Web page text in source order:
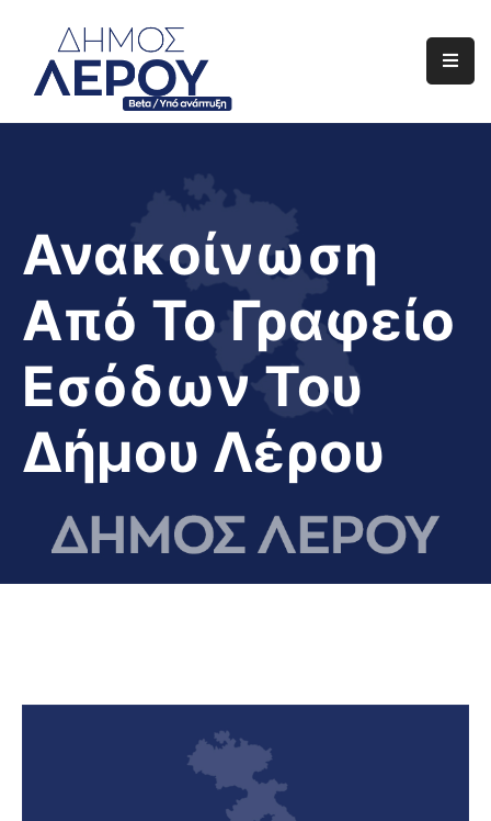
Αρχική
Διαφάνεια
Το
Νησί
Μας
Ανακοίνωση
Από Το Γραφείο
Εσόδων Του
Δήμου Λέρου